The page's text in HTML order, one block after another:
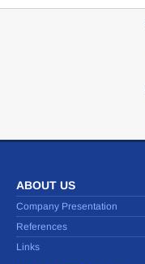
ABOUT US
Company Presentation
References
Links